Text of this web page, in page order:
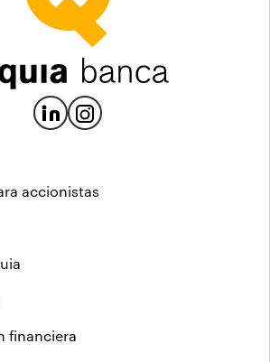
accionistas
financiera